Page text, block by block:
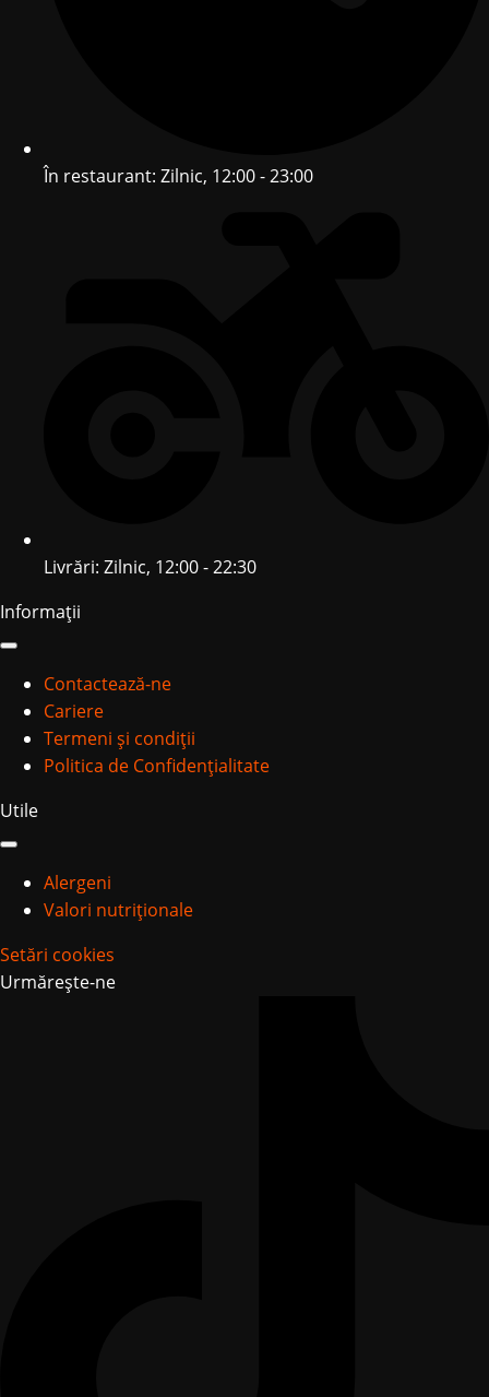
În restaurant: Zilnic, 12:00 - 23:00
Livrări: Zilnic, 12:00 - 22:30
Informații
Contactează-ne
Cariere
Termeni și condiții
Politica de Confidențialitate
Utile
Alergeni
Valori nutriționale
Setări cookies
Urmărește-ne